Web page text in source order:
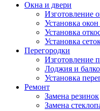
Окна и двери
Изготовление
Установка
Установка
Установка
Перегородки
Изготовление
Лоджия и
Установка
Ремонт
Замена резинок
Замена